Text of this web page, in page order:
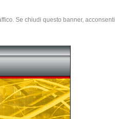
Se chiudi questo banner, acconsenti